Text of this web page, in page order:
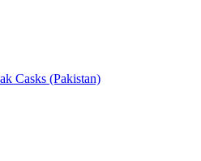
Casks (Pakistan)